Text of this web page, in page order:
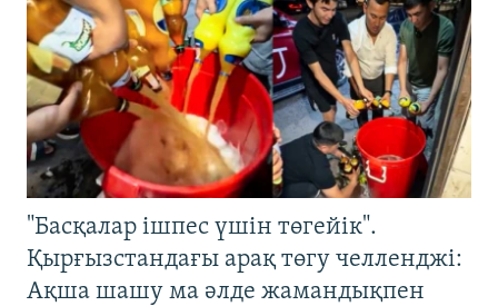
"Басқалар ішпес үшін төгейік".
Қырғызстандағы арақ төгу челленджі:
Ақша шашу ма әлде жамандықпен